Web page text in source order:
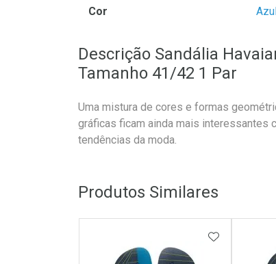
Cor
Descrição Sandália
Tamanho 41/42 1 Par
Uma mistura de cores e formas
gráficas ficam ainda mais interessantes
tendências da moda.
Produtos Similares
ADICIONAR